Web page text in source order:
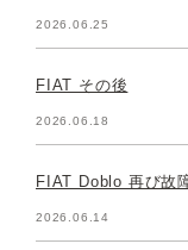
2026.06.25
FIAT その後
2026.06.18
FIAT Doblo 再び故
2026.06.14